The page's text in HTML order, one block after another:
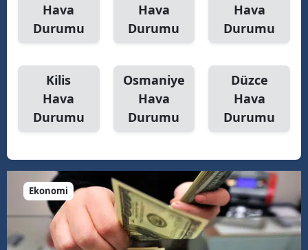
Hava
Durumu
Hava
Durumu
Hava
Durumu
Kilis
Hava
Durumu
Osmaniye
Hava
Durumu
Düzce
Hava
Durumu
Ekonomi